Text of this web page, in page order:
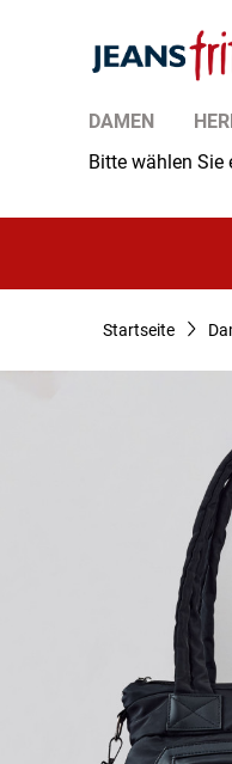
DAMEN
Bitte wählen Sie
Startseite